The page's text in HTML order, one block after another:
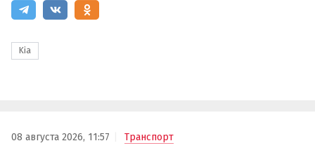
Kia
08 августа 2026, 11:57 Транспорт